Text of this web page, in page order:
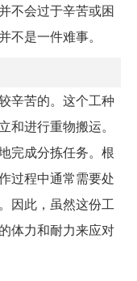
不会过于辛苦或困
是一件难事。
辛苦的。这个工种
进行重物搬运。
完成分拣任务。根
过程中通常需要处
因此，虽然这份工
体力和耐力来应对